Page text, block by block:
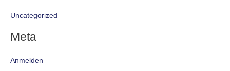
Uncategorized
Meta
Anmelden